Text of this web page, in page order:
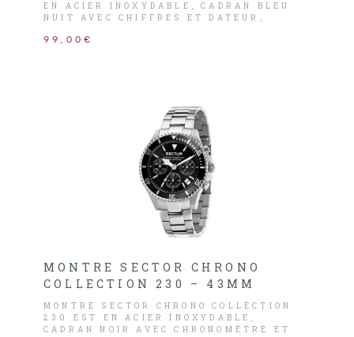
EN ACIER INOXYDABLE, CADRAN BLEU
NUIT AVEC CHIFFRES ET DATEUR,
99,00€
MONTRE SECTOR CHRONO
COLLECTION 230 – 43MM
MONTRE SECTOR CHRONO COLLECTION
230 EST EN ACIER INOXYDABLE,
CADRAN NOIR AVEC CHRONOMÈTRE ET